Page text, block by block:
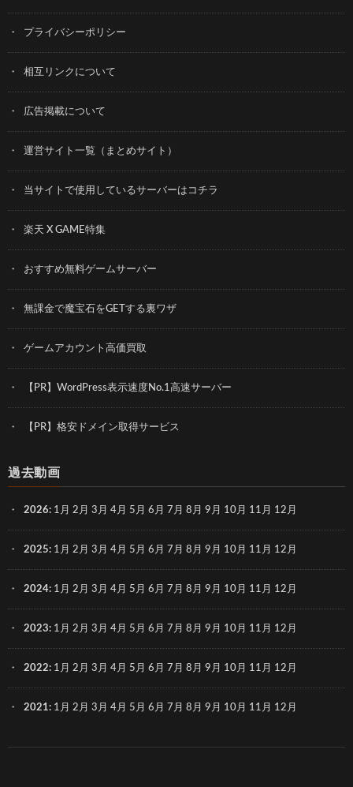
プライバシーポリシー
相互リンクについて
広告掲載について
運営サイト一覧（まとめサイト）
当サイトで使用しているサーバーはコチラ
楽天 X GAME特集
おすすめ無料ゲームサーバー
無課金で魔宝石をGETする裏ワザ
ゲームアカウント高価買取
【PR】WordPress表示速度No.1高速サーバー
【PR】格安ドメイン取得サービス
過去動画
2026: 1月 2月 3月 4月 5月 6月 7月 8月 9月 10月 11月 12月
2025: 1月 2月 3月 4月 5月 6月 7月 8月 9月 10月 11月 12月
2024: 1月 2月 3月 4月 5月 6月 7月 8月 9月 10月 11月 12月
2023: 1月 2月 3月 4月 5月 6月 7月 8月 9月 10月 11月 12月
2022: 1月 2月 3月 4月 5月 6月 7月 8月 9月 10月 11月 12月
2021: 1月 2月 3月 4月 5月 6月 7月 8月 9月 10月 11月 12月